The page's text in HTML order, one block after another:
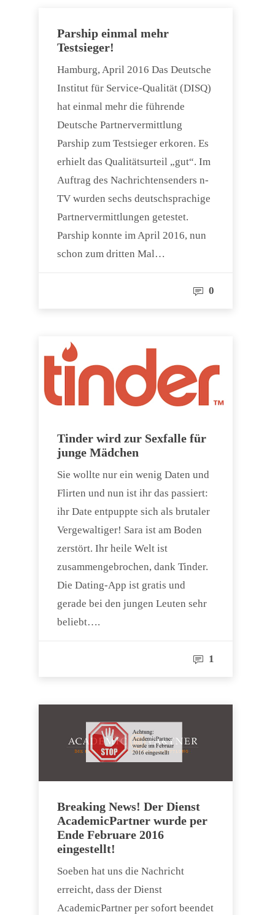
Parship einmal mehr
Testsieger!
Hamburg, April 2016 Das Deutsche
Institut für Service-Qualität (DISQ)
hat einmal mehr die führende
Deutsche Partnervermittlung
Parship zum Testsieger erkoren. Es
erhielt das Qualitätsurteil „gut“. Im
Auftrag des Nachrichtensenders n-
TV wurden sechs deutschsprachige
Partnervermittlungen getestet.
Parship konnte im April 2016, nun
schon zum dritten Mal…
0
Tinder wird zur Sexfalle für
junge Mädchen
Sie wollte nur ein wenig Daten und
Flirten und nun ist ihr das passiert:
ihr Date entpuppte sich als brutaler
Vergewaltiger! Sara ist am Boden
zerstört. Ihr heile Welt ist
zusammengebrochen, dank Tinder.
Die Dating-App ist gratis und
gerade bei den jungen Leuten sehr
beliebt….
1
Breaking News! Der Dienst
AcademicPartner wurde per
Ende Februare 2016
eingestellt!
Soeben hat uns die Nachricht
erreicht, dass der Dienst
AcademicPartner per sofort beendet